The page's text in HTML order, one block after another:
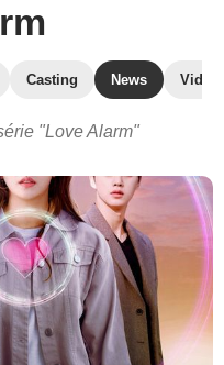
Casting News
"Love Alarm"